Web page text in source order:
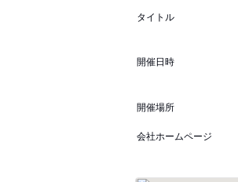
タイトル
開催日時
開催場所
会社ホームページ